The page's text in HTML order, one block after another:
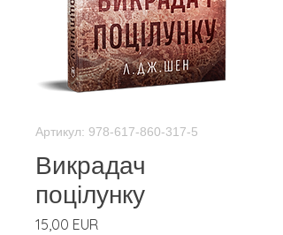
Артикул: 978-617-860-317-5
Викрадач
поцілунку
15,00 EURЦіна